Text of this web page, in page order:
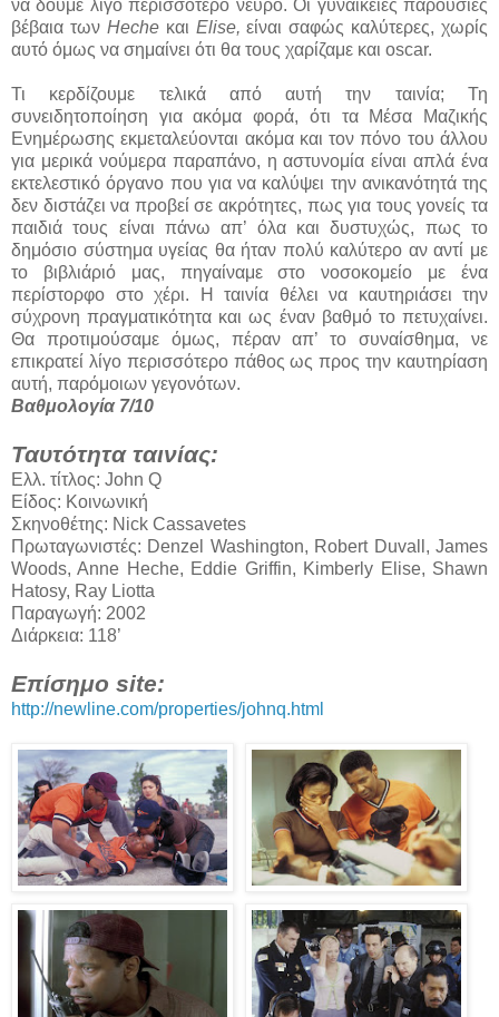
να δούμε λίγο περισσότερο νεύρο. Οι γυναικείες παρουσίες
βέβαια των Heche και Elise, είναι σαφώς καλύτερες, χωρίς
αυτό όμως να σημαίνει ότι θα τους χαρίζαμε και oscar.
Τι κερδίζουμε τελικά από αυτή την ταινία; Τη
συνειδητοποίηση για ακόμα φορά, ότι τα Μέσα Μαζικής
Ενημέρωσης εκμεταλεύονται ακόμα και τον πόνο του άλλου
για μερικά νούμερα παραπάνο, η αστυνομία είναι απλά ένα
εκτελεστικό όργανο που για να καλύψει την ανικανότητά της
δεν διστάζει να προβεί σε ακρότητες, πως για τους γονείς τα
παιδιά τους είναι πάνω απ’ όλα και δυστυχώς, πως το
δημόσιο σύστημα υγείας θα ήταν πολύ καλύτερο αν αντί με
το βιβλιάριό μας, πηγαίναμε στο νοσοκομείο με ένα
περίστορφο στο χέρι. Η ταινία θέλει να καυτηριάσει την
σύχρονη πραγματικότητα και ως έναν βαθμό το πετυχαίνει.
Θα προτιμούσαμε όμως, πέραν απ’ το συναίσθημα, νε
επικρατεί λίγο περισσότερο πάθος ως προς την καυτηρίαση
αυτή, παρόμοιων γεγονότων.
Βαθμολογία 7/10
Ταυτότητα ταινίας:
Ελλ. τίτλος: John Q
Είδος: Κοινωνική
Σκηνοθέτης: Nick Cassavetes
Πρωταγωνιστές: Denzel Washington, Robert Duvall, James
Woods, Anne Heche, Eddie Griffin, Kimberly Elise, Shawn
Hatosy, Ray Liotta
Παραγωγή: 2002
Διάρκεια: 118’
Επίσημο site:
http://newline.com/properties/johnq.html